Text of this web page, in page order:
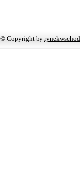
© Copyright by